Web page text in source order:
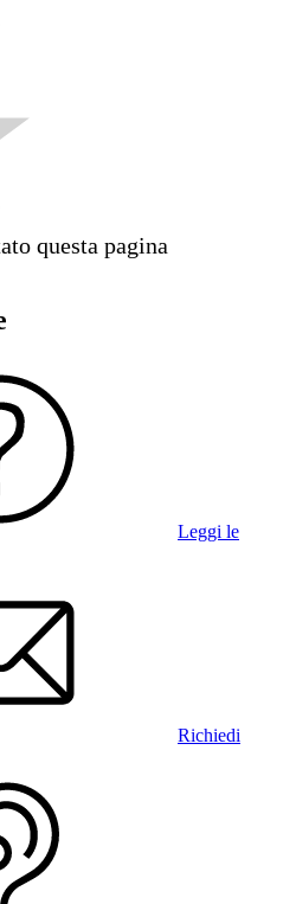
questa pagina
Leggi le
Richiedi